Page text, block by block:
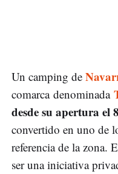
Un camping de
comarca denominada
desde su apertura el
convertido en uno de
referencia de la zona.
ser una iniciativa